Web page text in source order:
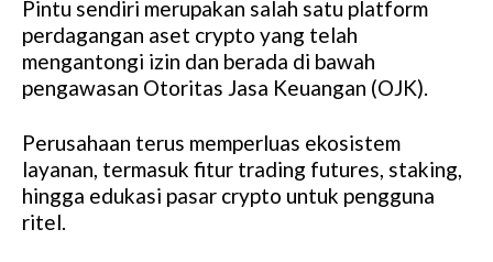
Pintu sendiri merupakan salah satu platform
perdagangan aset crypto yang telah
mengantongi izin dan berada di bawah
pengawasan Otoritas Jasa Keuangan (OJK).
Perusahaan terus memperluas ekosistem
layanan, termasuk fitur trading futures, staking,
hingga edukasi pasar crypto untuk pengguna
ritel.